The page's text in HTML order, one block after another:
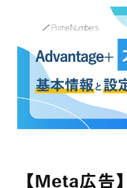
お役立ち情報
会社情報
採用情報
【Meta広告】